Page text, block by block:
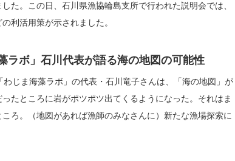
た。この日、石川県漁協輪島支所で行われた説明会では、
利活用策が示されました。
ラボ」石川代表が語る海の地図の可能性
じま海藻ラボ」の代表・石川竜子さんは、「海の地図」が
たところに岩がポツポツ出てくるようになった。それはま
ろ。（地図があれば漁師のみなさんに）新たな漁場探索に